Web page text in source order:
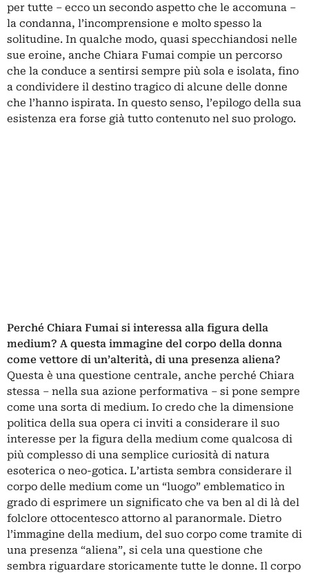
per tutte – ecco un secondo aspetto che le accomuna –
la condanna, l’incomprensione e molto spesso la
solitudine. In qualche modo, quasi specchiandosi nelle
sue eroine, anche Chiara Fumai compie un percorso
che la conduce a sentirsi sempre più sola e isolata, fino
a condividere il destino tragico di alcune delle donne
che l’hanno ispirata. In questo senso, l’epilogo della sua
esistenza era forse già tutto contenuto nel suo prologo.
Perché Chiara Fumai si interessa alla figura della
medium? A questa immagine del corpo della donna
come vettore di un’alterità, di una presenza aliena?
Questa è una questione centrale, anche perché Chiara
stessa – nella sua azione performativa – si pone sempre
come una sorta di medium. Io credo che la dimensione
politica della sua opera ci inviti a considerare il suo
interesse per la figura della medium come qualcosa di
più complesso di una semplice curiosità di natura
esoterica o neo-gotica. L’artista sembra considerare il
corpo delle medium come un “luogo” emblematico in
grado di esprimere un significato che va ben al di là del
folclore ottocentesco attorno al paranormale. Dietro
l’immagine della medium, del suo corpo come tramite di
una presenza “aliena”, si cela una questione che
sembra riguardare storicamente tutte le donne. Il corpo